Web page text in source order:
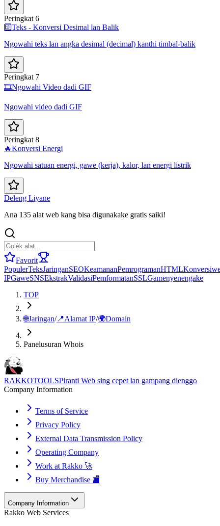
Peringkat 6
🔟Teks - Konversi Desimal lan Balik
Ngowahi teks lan angka desimal (decimal) kanthi timbal-balik
Peringkat 7
🎞️Ngowahi Video dadi GIF
Ngowahi video dadi GIF
Peringkat 8
🔥Konversi Energi
Ngowahi satuan energi, gawe (kerja), kalor, lan energi listrik
Deleng Liyane
Ana 135 alat web kang bisa digunakake gratis saiki!
Favorit
PopulerTeksJaringanSEOKeamananPemrogramanHTMLKonversi
IPGaweSNSEkstrakValidasiPemformatanSSLGamenyenengake
TOP
🌐Jaringan/📍Alamat IP/🌍Domain
Panelusuran Whois
RAKKOTOOLSPiranti Web sing cepet lan gampang dienggo
Company Information
Terms of Service
Privacy Policy
External Data Transmission Policy
Operating Company
Work at Rakko 🚀
Buy Merchandise 🏬
Company Information
Rakko Web Services